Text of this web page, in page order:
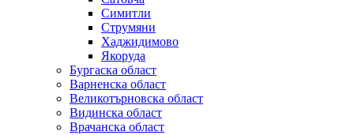
Симитли
Струмяни
Хаджидимово
Якоруда
Бургаска област
Варненска област
Великотърновска област
Видинска област
Врачанска област